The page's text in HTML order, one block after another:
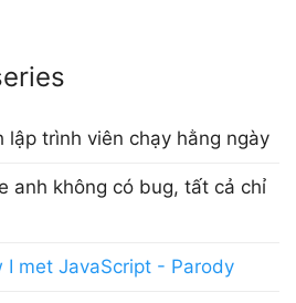
lập trình viên chạy hằng ngày
anh không có bug, tất cả chỉ
met JavaScript - Parody